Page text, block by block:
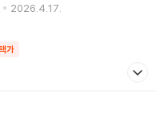
2026.4.17.
가